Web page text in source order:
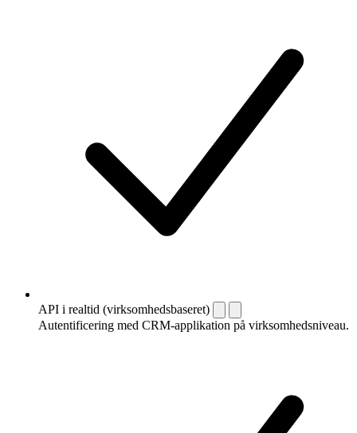
API i realtid (virksomhedsbaseret)
Autentificering med CRM-applikation på virksomhedsniveau.